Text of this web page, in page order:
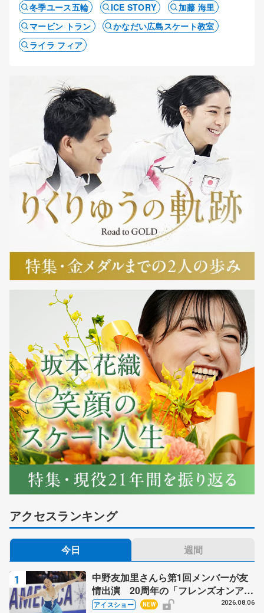
冬季ユース五輪 ICE STORY
加藤 海里
マービン トラン
かなだい広島スケート教室
ライラ フィア
アクセスランキング
今日 週間
中野友加里さんら第1回メンバーが友
情出演 20周年の「フレンズオンアイ
ス」 宮本賢二さん、有川梨絵さん、
アイスショー NEW 2026.08.06